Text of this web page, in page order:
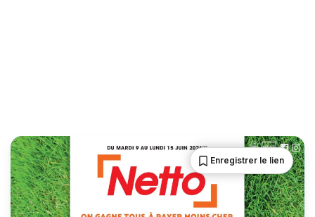
Enregistrer le lien